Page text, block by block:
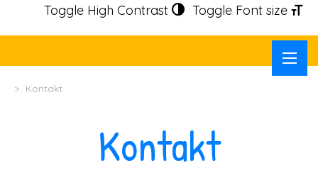
Toggle High Contrast Toggle Font size
> Kontakt
Kontakt